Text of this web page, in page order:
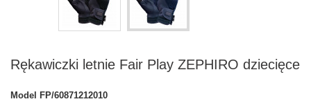
Rękawiczki letnie Fair Play ZEPHIRO dziecięce
Model
FP/60871212010